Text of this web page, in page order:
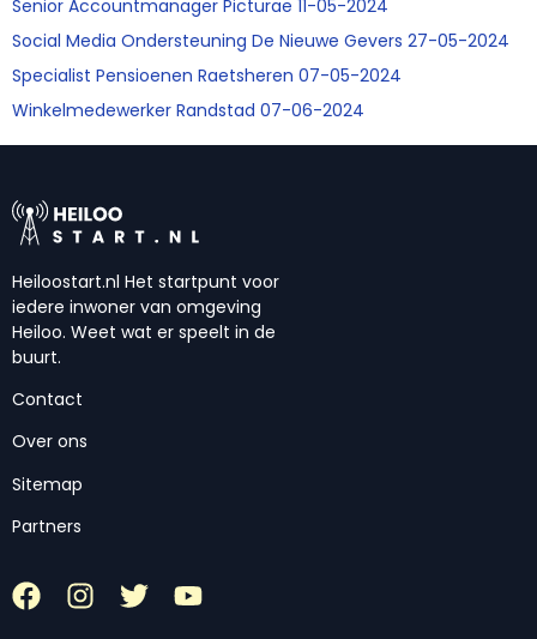
Senior Accountmanager Picturae 11-05-2024
Social Media Ondersteuning De Nieuwe Gevers 27-05-2024
Specialist Pensioenen Raetsheren 07-05-2024
Winkelmedewerker Randstad 07-06-2024
Heiloostart.nl Het startpunt voor
iedere inwoner van omgeving
Heiloo. Weet wat er speelt in de
buurt.
Contact
Over ons
Sitemap
Partners